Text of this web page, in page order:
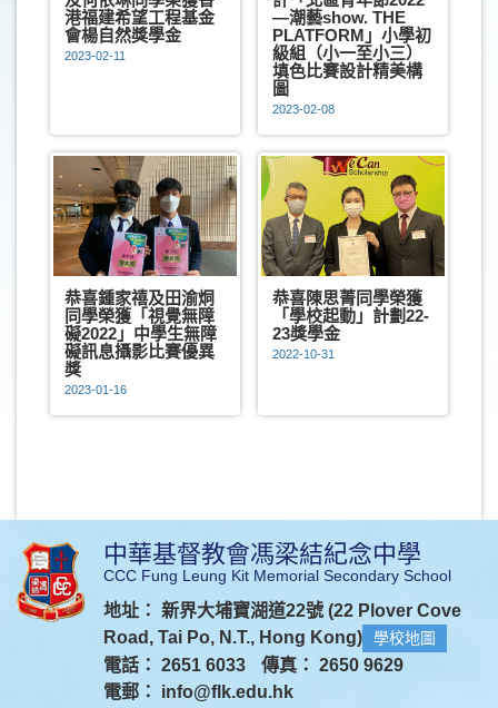
港福建希望工程基金
會楊自然獎學金
2023-02-11
—潮藝show. THE
PLATFORM」小學初
級組（小一至小三）
填色比賽設計精美構
圖
2023-02-08
恭喜鍾家禧及田渝烔
同學榮獲「視覺無障
礙2022」中學生無障
礙訊息攝影比賽優異
獎
2023-01-16
恭喜陳思菁同學榮獲
「學校起動」計劃22-
23獎學金
2022-10-31
中華基督教會馮梁結紀念中學
CCC Fung Leung Kit Memorial Secondary School
地址： 新界大埔寶湖道22號 (22 Plover Cove
Road, Tai Po, N.T., Hong Kong)
學校地圖
電話： 2651 6033
傳真： 2650 9629
電郵： info@flk.edu.hk